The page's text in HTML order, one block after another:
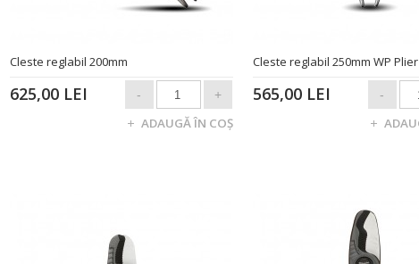
Cleste reglabil 200mm
625,00 LEI
Cleste reglabil 250mm WP Plier
565,00 LEI